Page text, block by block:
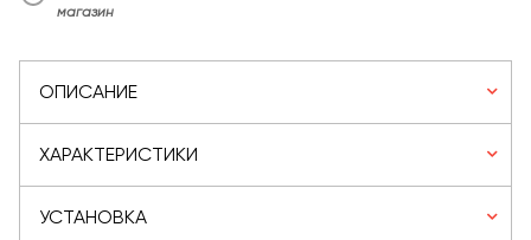
магазин
ОПИСАНИЕ
ХАРАКТЕРИСТИКИ
УСТАНОВКА